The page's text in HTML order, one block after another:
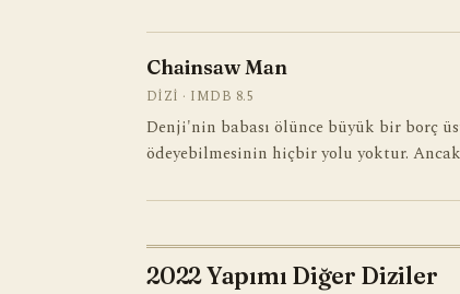
Chainsaw Man
DIZI · IMDB 8.5
Denji'nin babası ölünce büyük bir borç
ödeyebilmesinin hiçbir yolu yoktur.
2022 Yapımı Diğer Diziler